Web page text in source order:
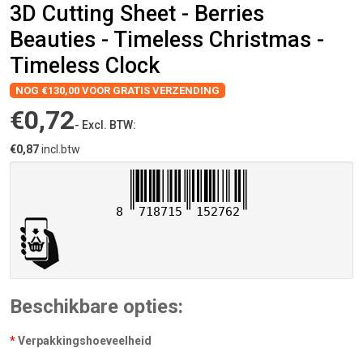
3D Cutting Sheet - Berries
Beauties - Timeless Christmas -
Timeless Clock
NOG €130,00 VOOR GRATIS VERZENDING
€0,72- Excl. BTW:
€0,87incl.btw
8 718715 152762
Beschikbare opties:
Verpakkingshoeveelheid